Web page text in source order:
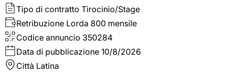
Tipo di contratto Tirocinio/Stage
Retribuzione Lorda 800 mensile
Codice annuncio 350284
Data di pubblicazione 10/8/2026
Città Latina